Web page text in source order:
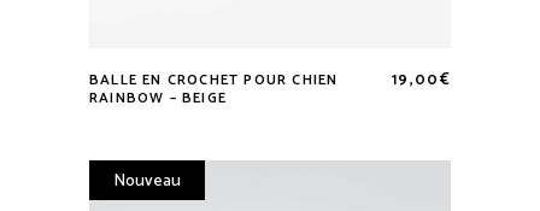
BALLE EN CROCHET POUR CHIEN
RAINBOW – BEIGE
19,00€
Nouveau